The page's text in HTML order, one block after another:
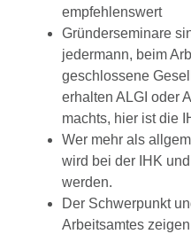
empfehlenswert
Gründerseminare
jedermann, beim
geschlossene
erhalten ALGI oder
machts, hier ist die
Wer mehr als
wird bei der IHK
werden.
Der Schwerpunkt
Arbeitsamtes